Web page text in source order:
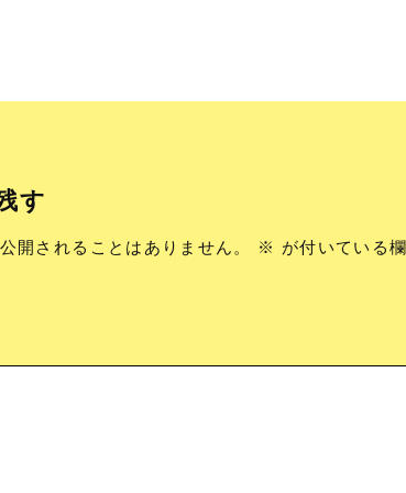
す
開されることはありません。 ※ が付いている